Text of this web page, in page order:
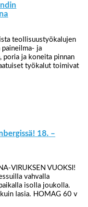
teollisuustyökalujen
ja
poria ja koneita pinnan
työkalut toimivat
18. –
VIRUKSEN VUOKSI!
vahvalla
isolla joukolla.
lasia. HOMAG 60 v